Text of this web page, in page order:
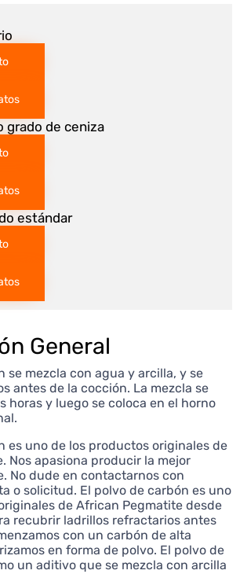
grado de ceniza
estándar
General
se mezcla con agua y arcilla, y se
antes de la cocción. La mezcla se
horas y luego se coloca en el horno
es uno de los productos originales de
Nos apasiona producir la mejor
No dude en contactarnos con
o solicitud. El polvo de carbón es uno
de African Pegmatite desde
recubrir ladrillos refractarios antes
con un carbón de alta
en forma de polvo. El polvo de
un aditivo que se mezcla con arcilla